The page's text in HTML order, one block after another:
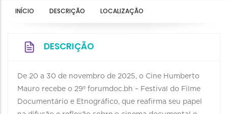
INÍCIO DESCRIÇÃO LOCALIZAÇÃO
DESCRIÇÃO
De 20 a 30 de novembro de 2025, o Cine Humberto
Mauro recebe o 29º forumdoc.bh – Festival do Filme
Documentário e Etnográfico, que reafirma seu papel